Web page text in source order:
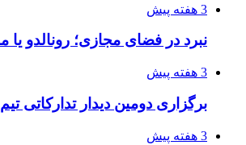
3 هفته پیش
نبرد در فضای مجازی؛ رونالدو
3 هفته پیش
برگزاری دومین دیدار تدارکاتی
3 هفته پیش